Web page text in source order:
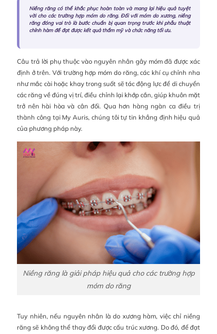
Niềng răng có thể khắc phục hoàn toàn và mang lại hiệu quả tuyệt
vời cho các trường hợp móm do răng. Đối với móm do xương, niềng
răng đóng vai trò là bước chuẩn bị quan trọng trước khi phẫu thuật
chỉnh hàm để đạt được kết quả thẩm mỹ và chức năng tối ưu.
Câu trả lời phụ thuộc vào nguyên nhân gây móm đã được xác
định ở trên. Với trường hợp móm do răng, các khí cụ chỉnh nha
như mắc cài hoặc khay trong suốt sẽ tác động lực để di chuyển
các răng về đúng vị trí, điều chỉnh lại khớp cắn, giúp khuôn mặt
trở nên hài hòa và cân đối. Qua hơn hàng ngàn ca điều trị
thành công tại My Auris, chúng tôi tự tin khẳng định hiệu quả
của phương pháp này.
Niềng răng là giải pháp hiệu quả cho các trường hợp
móm do răng
Tuy nhiên, nếu nguyên nhân là do xương hàm, việc chỉ niềng
răng sẽ không thể thay đổi được cấu trúc xương. Do đó, để đạt